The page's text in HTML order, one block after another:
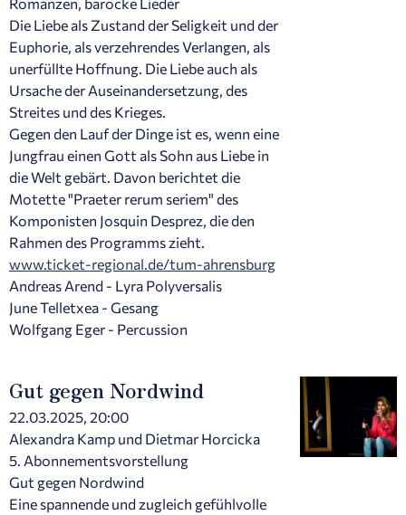
Die Liebe als Zustand der Seligkeit und der
Euphorie, als verzehrendes Verlangen, als
unerfüllte Hoffnung. Die Liebe auch als
Ursache der Auseinandersetzung, des
Streites und des Krieges.
Gegen den Lauf der Dinge ist es, wenn eine
Jungfrau einen Gott als Sohn aus Liebe in
die Welt gebärt. Davon berichtet die
Motette "Praeter rerum seriem" des
Komponisten Josquin Desprez, die den
Rahmen des Programms zieht.
www.ticket-regional.de/tum-ahrensburg
Andreas Arend - Lyra Polyversalis
June Telletxea - Gesang
Wolfgang Eger - Percussion
Gut gegen Nordwind
22.03.2025, 20:00
Alexandra Kamp und Dietmar Horcicka
5. Abonnementsvorstellung
Gut gegen Nordwind
Eine spannende und zugleich gefühlvolle